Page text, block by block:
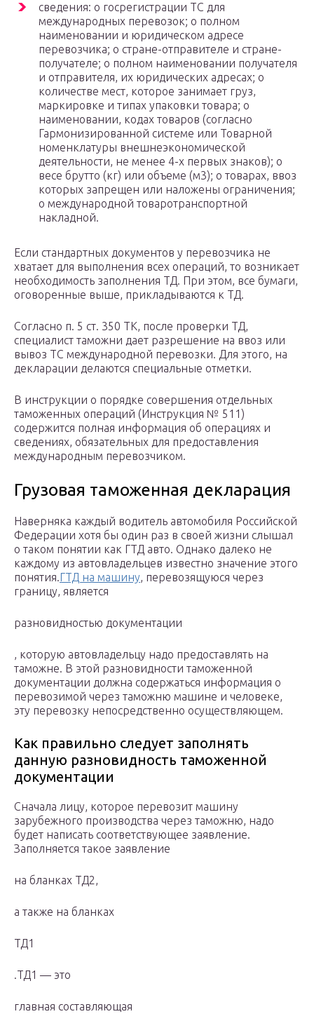
сведения: о госрегистрации ТС для
международных перевозок; о полном
наименовании и юридическом адресе
перевозчика; о стране-отправителе и стране-
получателе; о полном наименовании получателя
и отправителя, их юридических адресах; о
количестве мест, которое занимает груз,
маркировке и типах упаковки товара; о
наименовании, кодах товаров (согласно
Гармонизированной системе или Товарной
номенклатуры внешнеэкономической
деятельности, не менее 4-х первых знаков); о
весе брутто (кг) или объеме (м3); о товарах, ввоз
которых запрещен или наложены ограничения;
о международной товаротранспортной
накладной.
Если стандартных документов у перевозчика не
хватает для выполнения всех операций, то возникает
необходимость заполнения ТД. При этом, все бумаги,
оговоренные выше, прикладываются к ТД.
Согласно п. 5 ст. 350 ТК, после проверки ТД,
специалист таможни дает разрешение на ввоз или
вывоз ТС международной перевозки. Для этого, на
декларации делаются специальные отметки.
В инструкции о порядке совершения отдельных
таможенных операций (Инструкция № 511)
содержится полная информация об операциях и
сведениях, обязательных для предоставления
международным перевозчиком.
Грузовая таможенная декларация
Наверняка каждый водитель автомобиля Российской
Федерации хотя бы один раз в своей жизни слышал
о таком понятии как ГТД авто. Однако далеко не
каждому из автовладельцев известно значение этого
понятия.ГТД на машину, перевозящуюся через
границу, является
разновидностью документации
, которую автовладельцу надо предоставлять на
таможне. В этой разновидности таможенной
документации должна содержаться информация о
перевозимой через таможню машине и человеке,
эту перевозку непосредственно осуществляющем.
Как правильно следует заполнять
данную разновидность таможенной
документации
Сначала лицу, которое перевозит машину
зарубежного производства через таможню, надо
будет написать соответствующее заявление.
Заполняется такое заявление
на бланках ТД2,
а также на бланках
ТД1
.ТД1 — это
главная составляющая